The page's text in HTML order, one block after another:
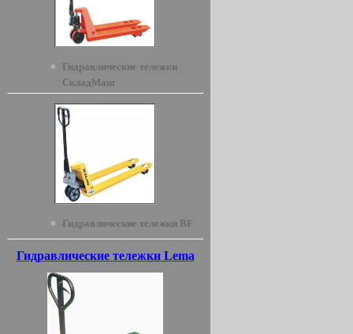
Гидравлические тележки
СкладМаш
Гидравлические тележки BF
Гидравлические тележки Lema